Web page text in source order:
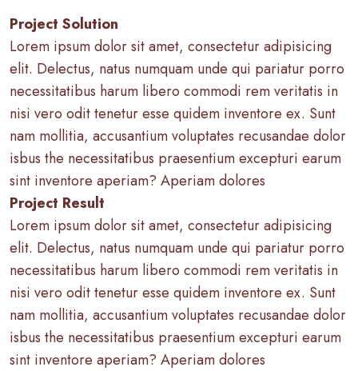
Project Solution
Lorem ipsum dolor sit amet, consectetur adipisicing
elit. Delectus, natus numquam unde qui pariatur porro
necessitatibus harum libero commodi rem veritatis in
nisi vero odit tenetur esse quidem inventore ex. Sunt
nam mollitia, accusantium voluptates recusandae dolor
isbus the necessitatibus praesentium excepturi earum
sint inventore aperiam? Aperiam dolores
Project Result
Lorem ipsum dolor sit amet, consectetur adipisicing
elit. Delectus, natus numquam unde qui pariatur porro
necessitatibus harum libero commodi rem veritatis in
nisi vero odit tenetur esse quidem inventore ex. Sunt
nam mollitia, accusantium voluptates recusandae dolor
isbus the necessitatibus praesentium excepturi earum
sint inventore aperiam? Aperiam dolores